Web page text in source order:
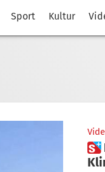
Sport Kultur
 Die Rückkehr des globalen